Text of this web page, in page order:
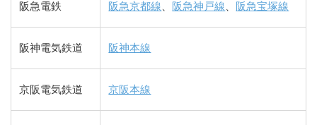
阪急電鉄 阪急京都線 阪急神戸線 阪急宝塚線
阪神電気鉄道 阪神本線
京阪電気鉄道 京阪本線